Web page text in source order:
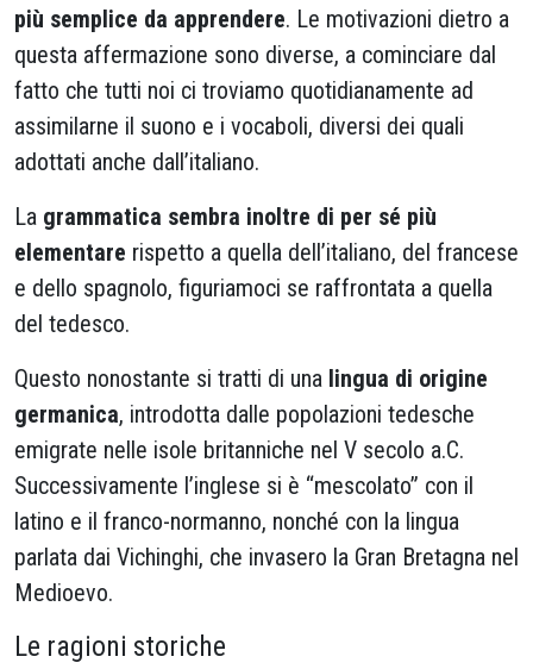
più semplice da apprendere. Le motivazioni dietro a
questa affermazione sono diverse, a cominciare dal
fatto che tutti noi ci troviamo quotidianamente ad
assimilarne il suono e i vocaboli, diversi dei quali
adottati anche dall’italiano.
La grammatica sembra inoltre di per sé più
elementare rispetto a quella dell’italiano, del francese
e dello spagnolo, figuriamoci se raffrontata a quella
del tedesco.
Questo nonostante si tratti di una lingua di origine
germanica, introdotta dalle popolazioni tedesche
emigrate nelle isole britanniche nel V secolo a.C.
Successivamente l’inglese si è “mescolato” con il
latino e il franco-normanno, nonché con la lingua
parlata dai Vichinghi, che invasero la Gran Bretagna nel
Medioevo.
Le ragioni storiche